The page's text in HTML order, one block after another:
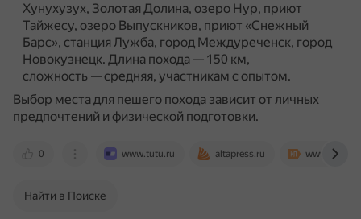
Хунухузух, Золотая Долина, озеро Нур, приют
Тайжесу, озеро Выпускников, приют «Снежный
Барс», станция Лужба, город Междуреченск, город
Новокузнецк. Длина похода — 150 км,
сложность — средняя, участникам с опытом.
Выбор места для пешего похода зависит от личных
предпочтений и физической подготовки.
0 www.tutu.ru altapress.ru
Найти в Поиске